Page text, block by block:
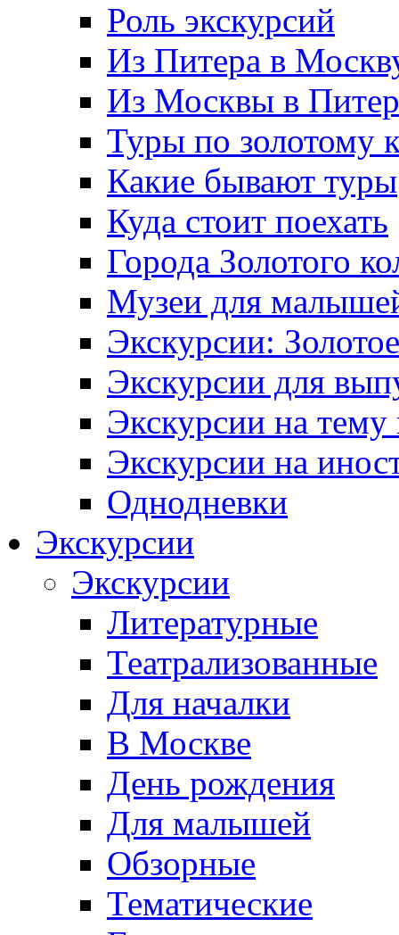
Роль экскурсий
Из Питера в
Из Москвы в Питер
Туры по золотому
Какие бывают туры
Куда стоит поехать
Города Золотого
Музеи для
Экскурсии:
Экскурсии для
Экскурсии на тему
Экскурсии на
Однодневки
Экскурсии
Экскурсии
Литературные
Театрализованные
Для началки
В Москве
День рождения
Для малышей
Обзорные
Тематические